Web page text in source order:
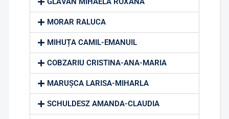
MORAR RALUCA
MIHUȚA CAMIL-EMANUIL
COBZARIU CRISTINA-ANA-MARIA
MARUȘCA LARISA-MIHARLA
SCHULDESZ AMANDA-CLAUDIA